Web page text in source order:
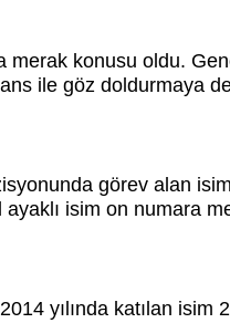
merak konusu oldu.
ile göz doldurmaya
görev alan
isim on numara
yılında katılan isim